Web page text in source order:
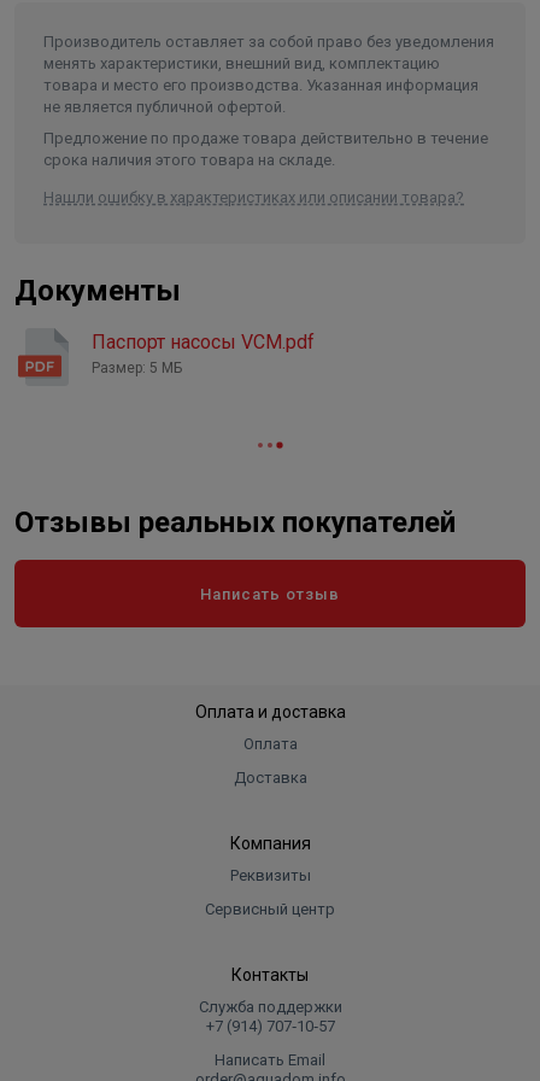
Присоединение 1 1/2"
Материал рабочего колеса нержавеющая сталь
Материал уплотнения Carbon/SiC+FKM
Производитель оставляет за собой право без уведомления
менять характеристики, внешний вид, комплектацию
товара и место его производства. Указанная информация
не является публичной офертой.
Предложение по продаже товара действительно в течение
срока наличия этого товара на складе.
Нашли ошибку в характеристиках или описании товара?
Документы
Паспорт насосы VCM.pdf
Размер: 5 МБ
Отзывы реальных покупателей
Написать отзыв
Оплата и доставка
Оплата
Доставка
Компания
Реквизиты
Сервисный центр
Контакты
Служба поддержки
+7 (914) 707‑10‑57
Написать Email